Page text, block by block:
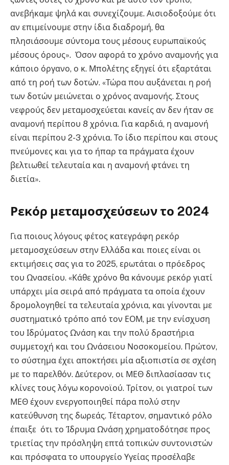
ανεβήκαμε ψηλά και συνεχίζουμε. Αισιοδοξούμε ότι
αν επιμείνουμε στην ίδια διαδρομή, θα
πλησιάσουμε σύντομα τους μέσους ευρωπαϊκούς
μέσους όρους». Όσον αφορά το χρόνο αναμονής για
κάποιο όργανο, ο κ. Μπολέτης εξηγεί ότι εξαρτάται
από τη ροή των δοτών. «Τώρα που αυξάνεται η ροή
των δοτών μειώνεται ο χρόνος αναμονής. Στους
νεφρούς δεν μεταμοσχεύεται κανείς αν δεν ήταν σε
αναμονή περίπου 8 χρόνια. Για καρδιά, η αναμονή
είναι περίπου 2-3 χρόνια. Το ίδιο περίπου και στους
πνεύμονες και για το ήπαρ τα πράγματα έχουν
βελτιωθεί τελευταία και η αναμονή φτάνει τη
διετία».
Ρεκόρ μεταμοσχεύσεων το 2024
Για ποιους λόγους φέτος κατεγράφη ρεκόρ
μεταμοσχεύσεων στην Ελλάδα και ποιες είναι οι
εκτιμήσεις σας για το 2025, ερωτάται ο πρόεδρος
του Ωνασείου. «Κάθε χρόνο θα κάνουμε ρεκόρ γιατί
υπάρχει μία σειρά από πράγματα τα οποία έχουν
δρομολογηθεί τα τελευταία χρόνια, και γίνονται με
συστηματικό τρόπο από τον ΕΟΜ, με την ενίσχυση
του Ιδρύματος Ωνάση και την πολύ δραστήρια
συμμετοχή και του Ωνάσειου Νοσοκομείου. Πρώτον,
το σύστημα έχει αποκτήσει μία αξιοπιστία σε σχέση
με το παρελθόν. Δεύτερον, οι ΜΕΘ διπλασίασαν τις
κλίνες τους λόγω κορονοϊού. Τρίτον, οι γιατροί των
ΜΕΘ έχουν ενεργοποιηθεί πάρα πολύ στην
κατεύθυνση της δωρεάς. Τέταρτον, σημαντικό ρόλο
έπαιξε ότι το Ίδρυμα Ωνάση χρηματοδότησε προς
τριετίας την πρόσληψη επτά τοπικών συντονιστών
και πρόσφατα το υπουργείο Υγείας προσέλαβε